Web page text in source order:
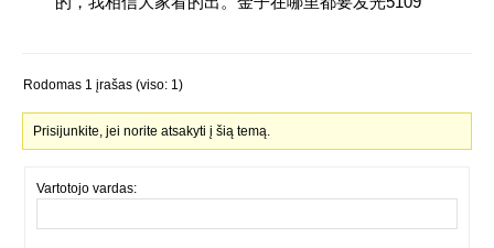
Rodomas 1 įrašas (viso: 1)
Prisijunkite, jei norite atsakyti į šią temą.
Vartotojo vardas: